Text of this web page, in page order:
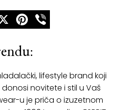
X Pinterest
lifestyle brand koji
novitete i stil u Vaš
u je priča o izuzetnom